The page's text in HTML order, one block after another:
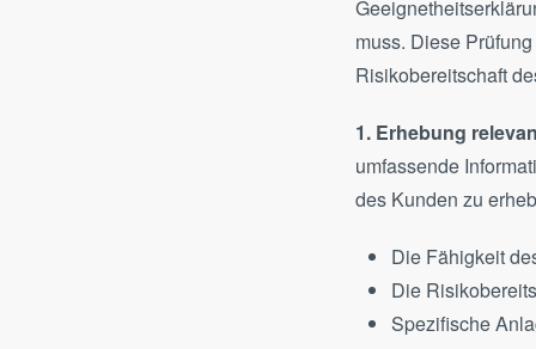
muss. Diese
Risikobereitschaft
1. Erhebung
umfassende
des Kunden zu
Die Fähigkeit
Die
Spezifische